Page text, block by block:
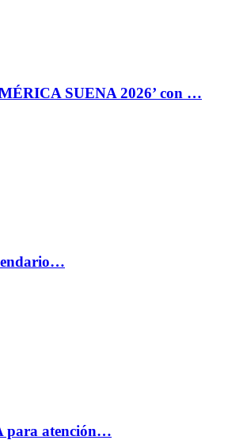
SUENA 2026’ con …
para atención…